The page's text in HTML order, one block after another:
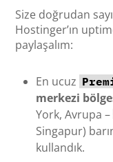
Size doğrudan
Hostinger’ın
paylaşalım:
En ucuz
merkezi
York, Avrupa
Singapur)
kullandık.